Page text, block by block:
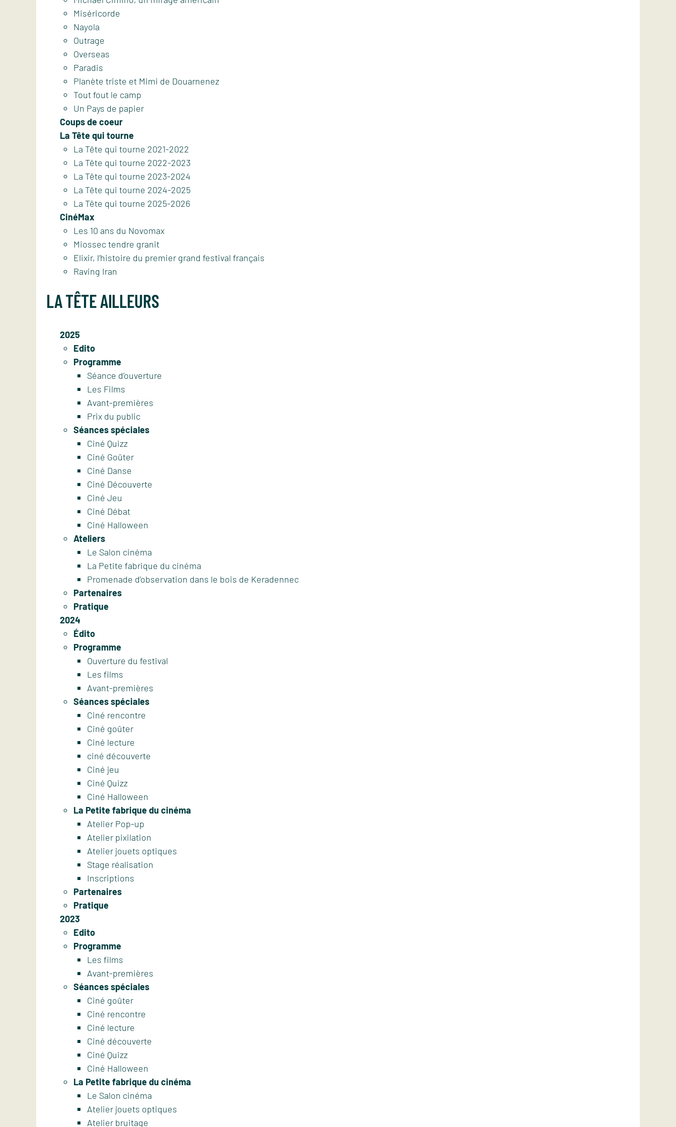
Miséricorde
Nayola
Outrage
Overseas
Paradis
Planète triste et Mimi de Douarnenez
Tout fout le camp
Un Pays de papier
Coups de coeur
La Tête qui tourne
La Tête qui tourne 2021-2022
La Tête qui tourne 2022-2023
La Tête qui tourne 2023-2024
La Tête qui tourne 2024-2025
La Tête qui tourne 2025-2026
CinéMax
Les 10 ans du Novomax
Miossec tendre granit
Elixir, l’histoire du premier grand festival français
Raving Iran
LA TÊTE AILLEURS
2025
Edito
Programme
Séance d’ouverture
Les Films
Avant-premières
Prix du public
Séances spéciales
Ciné Quizz
Ciné Goûter
Ciné Danse
Ciné Découverte
Ciné Jeu
Ciné Débat
Ciné Halloween
Ateliers
Le Salon cinéma
La Petite fabrique du cinéma
Promenade d’observation dans le bois de Keradennec
Partenaires
Pratique
2024
Édito
Programme
Ouverture du festival
Les films
Avant-premières
Séances spéciales
Ciné rencontre
Ciné goûter
Ciné lecture
ciné découverte
Ciné jeu
Ciné Quizz
Ciné Halloween
La Petite fabrique du cinéma
Atelier Pop-up
Atelier pixilation
Atelier jouets optiques
Stage réalisation
Inscriptions
Partenaires
Pratique
2023
Edito
Programme
Les films
Avant-premières
Séances spéciales
Ciné goûter
Ciné rencontre
Ciné lecture
Ciné découverte
Ciné Quizz
Ciné Halloween
La Petite fabrique du cinéma
Le Salon cinéma
Atelier jouets optiques
Atelier bruitage